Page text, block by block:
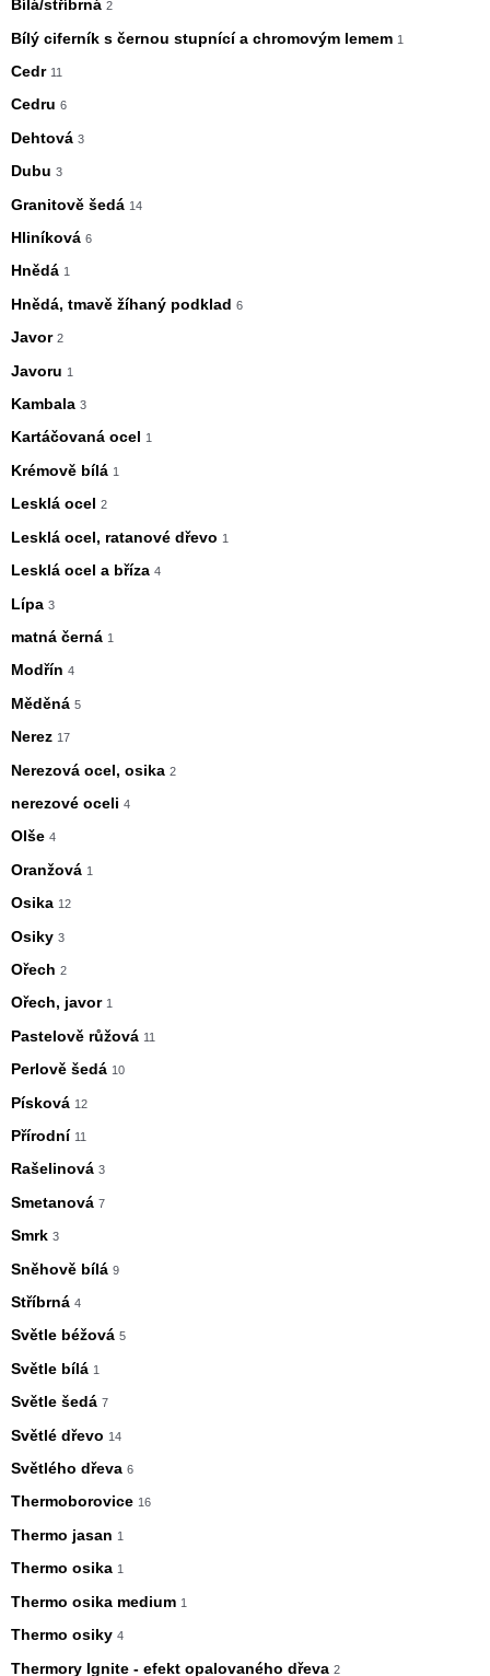
Bílá/stříbrná 2
Bílý ciferník s černou stupnící a chromovým lemem 1
Cedr 11
Cedru 6
Dehtová 3
Dubu 3
Granitově šedá 14
Hliníková 6
Hnědá 1
Hnědá, tmavě žíhaný podklad 6
Javor 2
Javoru 1
Kambala 3
Kartáčovaná ocel 1
Krémově bílá 1
Lesklá ocel 2
Lesklá ocel, ratanové dřevo 1
Lesklá ocel a bříza 4
Lípa 3
matná černá 1
Modřín 4
Měděná 5
Nerez 17
Nerezová ocel, osika 2
nerezové oceli 4
Olše 4
Oranžová 1
Osika 12
Osiky 3
Ořech 2
Ořech, javor 1
Pastelově růžová 11
Perlově šedá 10
Písková 12
Přírodní 11
Rašelinová 3
Smetanová 7
Smrk 3
Sněhově bílá 9
Stříbrná 4
Světle béžová 5
Světle bílá 1
Světle šedá 7
Světlé dřevo 14
Světlého dřeva 6
Thermoborovice 16
Thermo jasan 1
Thermo osika 1
Thermo osika medium 1
Thermo osiky 4
Thermory Ignite - efekt opalovaného dřeva 2